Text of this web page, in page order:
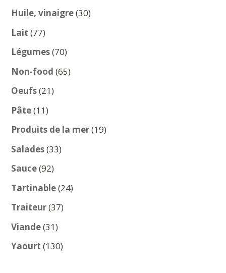
produits
Huile, vinaigre 3030
Lait 7777
produits
Légumes 7070
produits
Non-food 6565
Oeufs 2121
Pâte 1111
produits
Produits de la mer 1919
Salades 3333
Sauce 9292
produits
Tartinable 2424
Traiteur 3737
Viande 3131
produits
Yaourt 130130